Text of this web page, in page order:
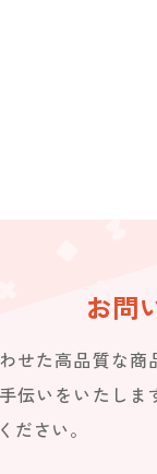
お問
せた高品質な
伝いをいたしま
ださい。